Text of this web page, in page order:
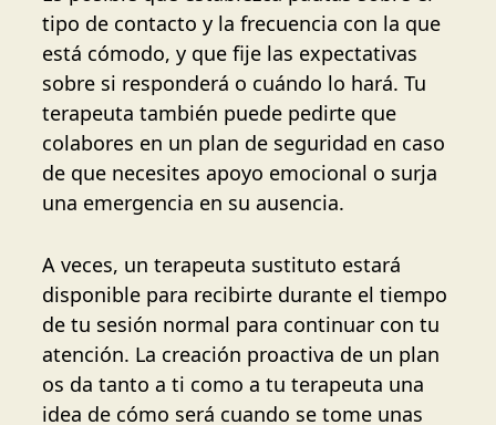
tipo de contacto y la frecuencia con la que
está cómodo, y que fije las expectativas
sobre si responderá o cuándo lo hará. Tu
terapeuta también puede pedirte que
colabores en un plan de seguridad en caso
de que necesites apoyo emocional o surja
una emergencia en su ausencia.
A veces, un terapeuta sustituto estará
disponible para recibirte durante el tiempo
de tu sesión normal para continuar con tu
atención. La creación proactiva de un plan
os da tanto a ti como a tu terapeuta una
idea de cómo será cuando se tome unas